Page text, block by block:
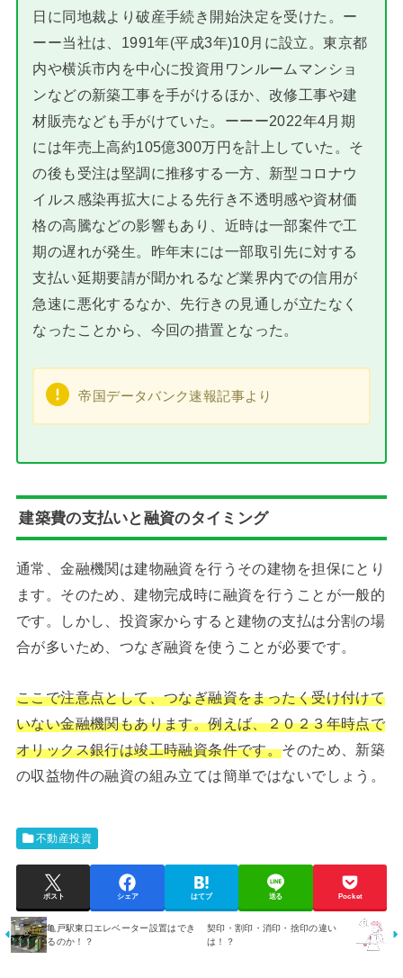
日に同地裁より破産手続き開始決定を受けた。ー
ーー当社は、1991年(平成3年)10月に設立。東京都
内や横浜市内を中心に投資用ワンルームマンショ
ンなどの新築工事を手がけるほか、改修工事や建
材販売なども手がけていた。ーーー2022年4月期
には年売上高約105億300万円を計上していた。そ
の後も受注は堅調に推移する一方、新型コロナウ
イルス感染再拡大による先行き不透明感や資材価
格の高騰などの影響もあり、近時は一部案件で工
期の遅れが発生。昨年末には一部取引先に対する
支払い延期要請が聞かれるなど業界内での信用が
急速に悪化するなか、先行きの見通しが立たなく
なったことから、今回の措置となった。
帝国データバンク速報記事より
建築費の支払いと融資のタイミング
通常、金融機関は建物融資を行うその建物を担保にとり
ます。そのため、建物完成時に融資を行うことが一般的
です。しかし、投資家からすると建物の支払は分割の場
合が多いため、つなぎ融資を使うことが必要です。
ここで注意点として、つなぎ融資をまったく受け付けて
いない金融機関もあります。例えば、２０２３年時点で
オリックス銀行は竣工時融資条件です。そのため、新築
の収益物件の融資の組み立ては簡単ではないでしょう。
不動産投資
ポスト シェア はてブ 送る Pocket
亀戸駅東口エレベーター設置はでき
るのか！？
契印・割印・消印・捨印の違い
は！？